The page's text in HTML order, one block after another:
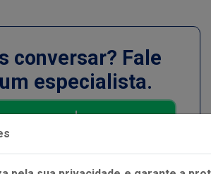
conversar? Fale
especialista.